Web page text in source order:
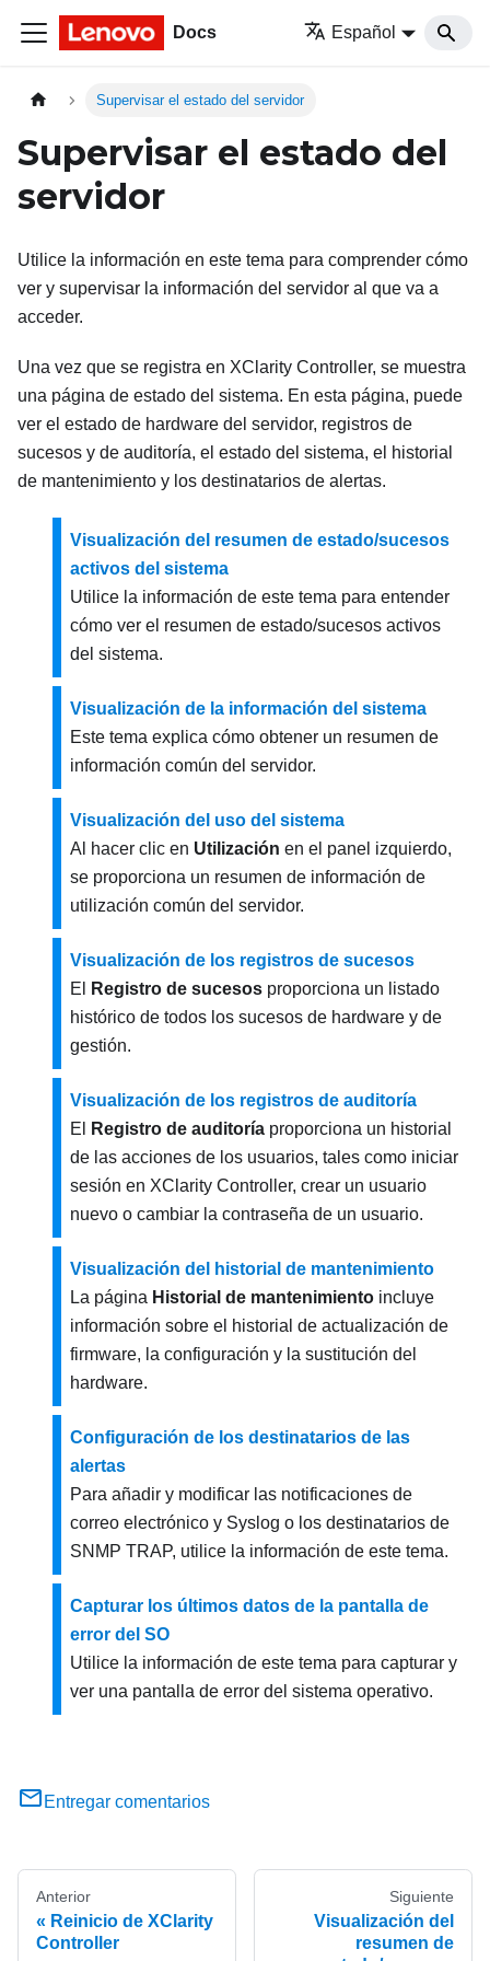
Docs Español
Supervisar el estado del servidor
Supervisar el estado del
servidor
Utilice la información en este tema para comprender cómo
ver y supervisar la información del servidor al que va a
acceder.
Una vez que se registra en XClarity Controller, se muestra
una página de estado del sistema. En esta página, puede
ver el estado de hardware del servidor, registros de
sucesos y de auditoría, el estado del sistema, el historial
de mantenimiento y los destinatarios de alertas.
Visualización del resumen de estado/sucesos
activos del sistema
Utilice la información de este tema para entender
cómo ver el resumen de estado/sucesos activos
del sistema.
Visualización de la información del sistema
Este tema explica cómo obtener un resumen de
información común del servidor.
Visualización del uso del sistema
Al hacer clic en Utilización en el panel izquierdo,
se proporciona un resumen de información de
utilización común del servidor.
Visualización de los registros de sucesos
El
Registro de sucesos proporciona un listado
histórico de todos los sucesos de hardware y de
gestión.
Visualización de los registros de auditoría
El
Registro de auditoría proporciona un historial
de las acciones de los usuarios, tales como iniciar
sesión en XClarity Controller, crear un usuario
nuevo o cambiar la contraseña de un usuario.
Visualización del historial de mantenimiento
La página Historial de mantenimiento incluye
información sobre el historial de actualización de
firmware, la configuración y la sustitución del
hardware.
Configuración de los destinatarios de las
alertas
Para añadir y modificar las notificaciones de
correo electrónico y Syslog o los destinatarios de
SNMP TRAP, utilice la información de este tema.
Capturar los últimos datos de la pantalla de
error del SO
Utilice la información de este tema para capturar y
ver una pantalla de error del sistema operativo.
Entregar comentarios
Anterior
Reinicio de XClarity
Controller
Siguiente
Visualización del
resumen de